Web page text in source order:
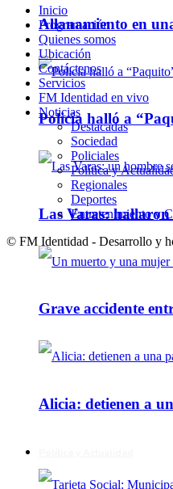
Allanamiento en
Policía halló a
Las Varas: hallaron
Grave accidente
Alicia: detienen a
Inicio
Programación
Quienes somos
Ubicación
Contáctenos
Servicios
FM Identidad en vivo
Noticias
Destacadas
Sociedad
Policiales
Política y
Regionales
Deportes
Entretenimiento y
© FM Identidad - Desarrollo y